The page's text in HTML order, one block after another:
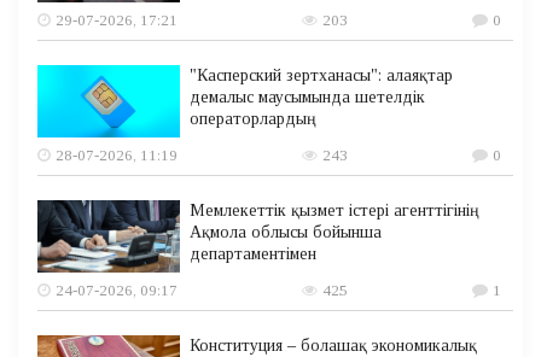
29-07-2026, 17:21 203 0
"Касперский зертханасы": алаяқтар
демалыс маусымында шетелдік
операторлардың
28-07-2026, 11:19
243 0
Мемлекеттік қызмет істері агенттігінің
Ақмола облысы бойынша
департаментімен
24-07-2026, 09:17
425 1
Конституция – болашақ экономикалық